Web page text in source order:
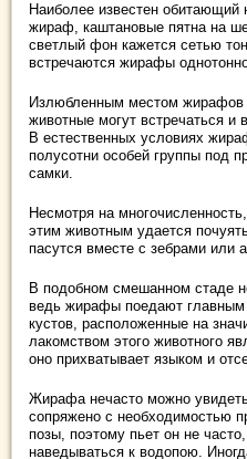
Наиболее известен обитающий
жираф, каштановые пятна на
светлый фон кажется сетью
встречаются жирафы
Излюбленным местом жирафов
животные могут встречаться и
В естественных условиях
полусотни особей группы под
самки.
Несмотря на
этим животным удается
пасутся вместе с зебрами или
В подобном смешанном стаде
ведь жирафы поедают главным
кустов, расположенные на
лакомством этого животного
оно прихватывает языком и
Жирафа нечасто можно
сопряжено с необходимостью
позы, поэтому пьет он не
наведываться к водопою.